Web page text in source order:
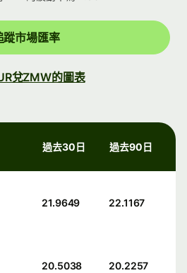
蹤市場匯率
兌ZMW的圖表
過去30日 過去90日
21.9649 22.1167
20.5038 20.2257